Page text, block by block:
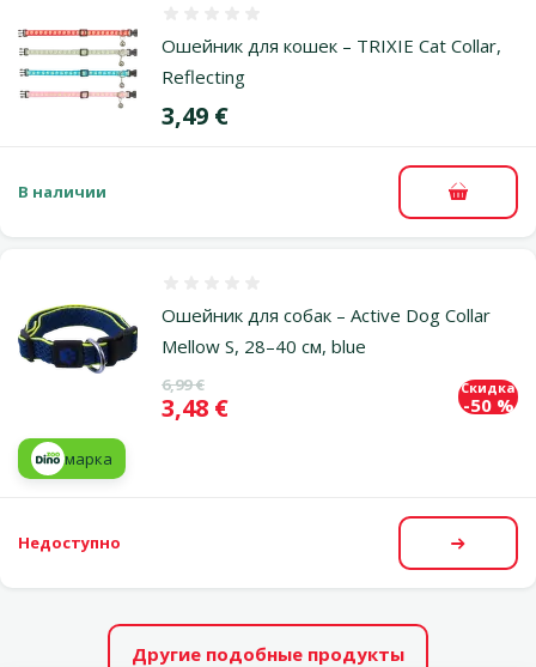
Ошейник для кошек – TRIXIE Cat Collar,
Reflecting
Цена
3,49 €
В наличии В
Ошейник для собак – Active Dog Collar
Mellow S, 28–40 см, blue
Исходная цена
6,99 €
Цена
3,48 €
Скидка
-50 %
марка
Недоступно
Другие подобные продукты